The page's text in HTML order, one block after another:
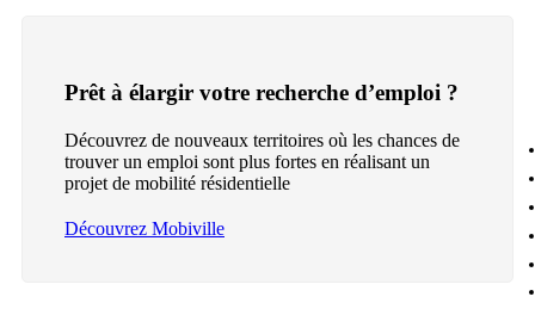
Prêt à élargir votre recherche d’emploi ?
Découvrez de nouveaux territoires où les chances de
trouver un emploi sont plus fortes en réalisant un
projet de mobilité résidentielle
Découvrez Mobiville